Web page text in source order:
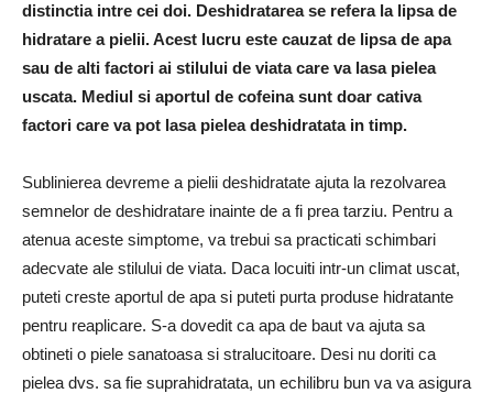
distinctia intre cei doi. Deshidratarea se refera la lipsa de
hidratare a pielii. Acest lucru este cauzat de lipsa de apa
sau de alti factori ai stilului de viata care va lasa pielea
uscata. Mediul si aportul de cofeina sunt doar cativa
factori care va pot lasa pielea deshidratata in timp.
Sublinierea devreme a pielii deshidratate ajuta la rezolvarea
semnelor de deshidratare inainte de a fi prea tarziu. Pentru a
atenua aceste simptome, va trebui sa practicati schimbari
adecvate ale stilului de viata. Daca locuiti intr-un climat uscat,
puteti creste aportul de apa si puteti purta produse hidratante
pentru reaplicare. S-a dovedit ca apa de baut va ajuta sa
obtineti o piele sanatoasa si stralucitoare. Desi nu doriti ca
pielea dvs. sa fie suprahidratata, un echilibru bun va va asigura